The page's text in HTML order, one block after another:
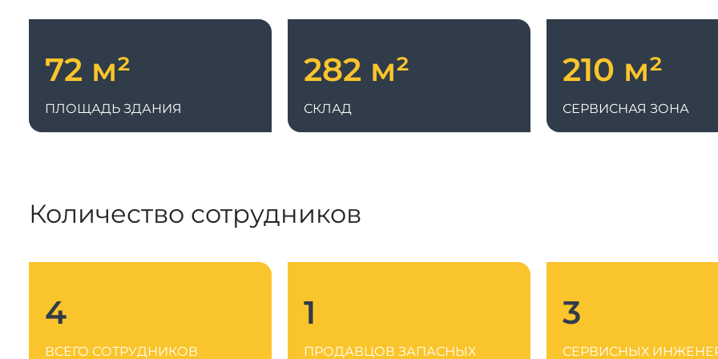
72 м²
ПЛОЩАДЬ ЗДАНИЯ
282 м²
СКЛАД
210 м²
СЕРВИСНАЯ ЗОНА
Количество сотрудников
4
ВСЕГО СОТРУДНИКОВ
1
ПРОДАВЦОВ ЗАПАСНЫХ
3
СЕРВИСНЫХ